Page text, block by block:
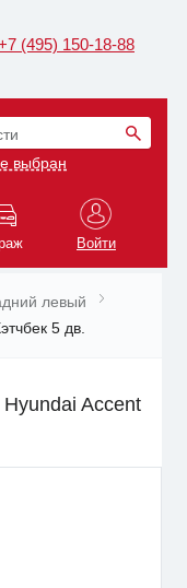
(495) 150-18-88
выбран
Войти
левый
5 дв.
Accent